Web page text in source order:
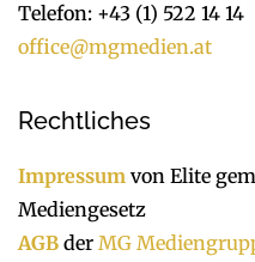
Telefon: +43 (1) 522 14 14
office@mgmedien.at
Rechtliches
Impressum von Elite
Mediengesetz
AGB der MG